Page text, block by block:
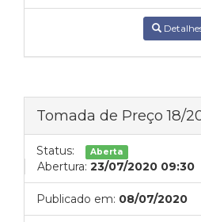
Tomada de Preço 18/
Status: Aberta
Abertura: 23/07/2020 09:30
Publicado em: 08/07/2020